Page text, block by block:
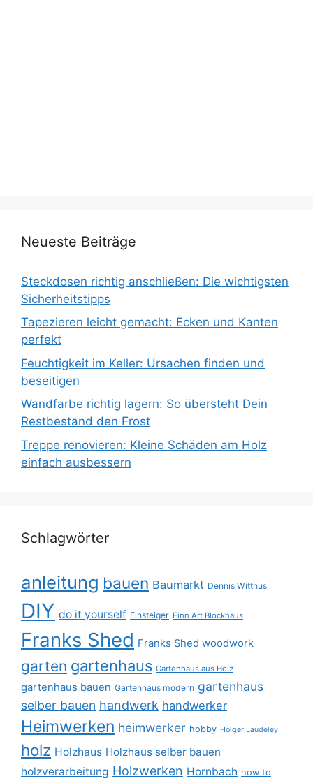
Neueste Beiträge
Steckdosen richtig anschließen: Die wichtigsten
Sicherheitstipps
Tapezieren leicht gemacht: Ecken und Kanten
perfekt
Feuchtigkeit im Keller: Ursachen finden und
beseitigen
Wandfarbe richtig lagern: So übersteht Dein
Restbestand den Frost
Treppe renovieren: Kleine Schäden am Holz
einfach ausbessern
Schlagwörter
anleitung bauen Baumarkt Dennis Witthus
DIY do it yourself Einsteiger Finn Art Blockhaus
Franks Shed Franks Shed woodwork
garten gartenhaus Gartenhaus aus Holz
gartenhaus bauen Gartenhaus modern gartenhaus
selber bauen handwerk handwerker
Heimwerken heimwerker hobby Holger Laudeley
holz Holzhaus Holzhaus selber bauen
holzverarbeitung Holzwerken Hornbach how to